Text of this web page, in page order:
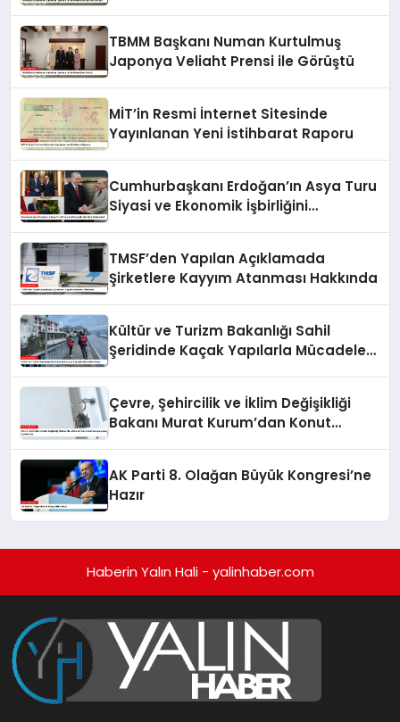
TBMM Başkanı Numan Kurtulmuş
Japonya Veliaht Prensi ile Görüştü
MİT’in Resmi İnternet Sitesinde
Yayınlanan Yeni İstihbarat Raporu
Cumhurbaşkanı Erdoğan’ın Asya Turu
Siyasi ve Ekonomik İşbirliğini
TMSF’den Yapılan Açıklamada
Şirketlere Kayyım Atanması Hakkında
Kültür ve Turizm Bakanlığı Sahil
Şeridinde Kaçak Yapılarla Mücadele
Çevre, Şehircilik ve İklim Değişikliği
Bakanı Murat Kurum’dan Konut
AK Parti 8. Olağan Büyük Kongresi’ne
Hazır
Haberin Yalın Hali - yalinhaber.com